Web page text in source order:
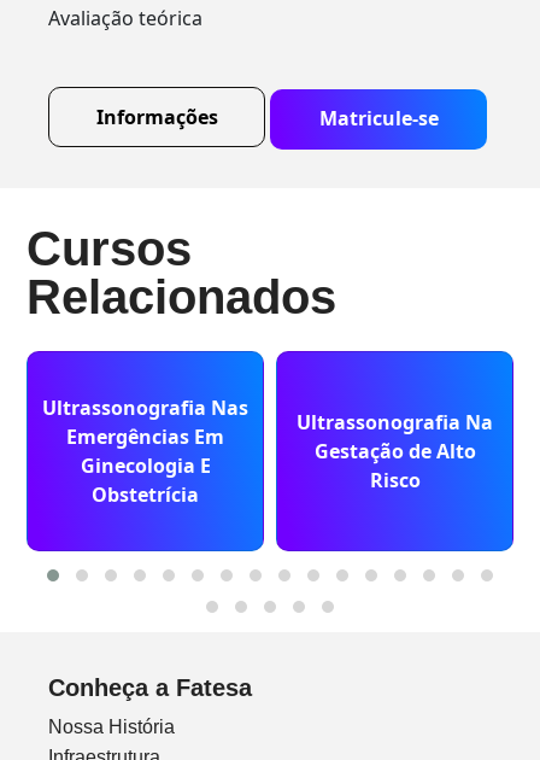
Avaliação teórica
Informações Matricule-se
Cursos
Relacionados
Ultrassonografia Nas
Emergências Em
Ginecologia E
Obstetrícia
Ultrassonografia Na
Gestação de Alto
Risco
Conheça a Fatesa
Nossa História